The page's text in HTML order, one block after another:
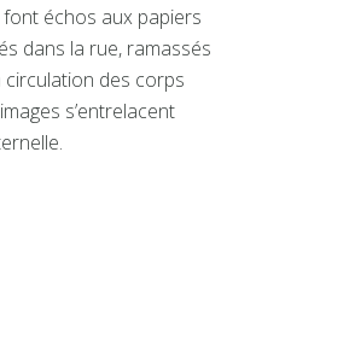
échos aux papiers
dans la rue, ramassés
des corps
s’entrelacent